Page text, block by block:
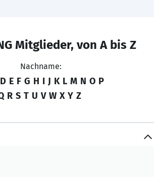
Mitglieder, von A bis Z
Nachname:
D E F G H I J K L M N O P
R S T U V W X Y Z